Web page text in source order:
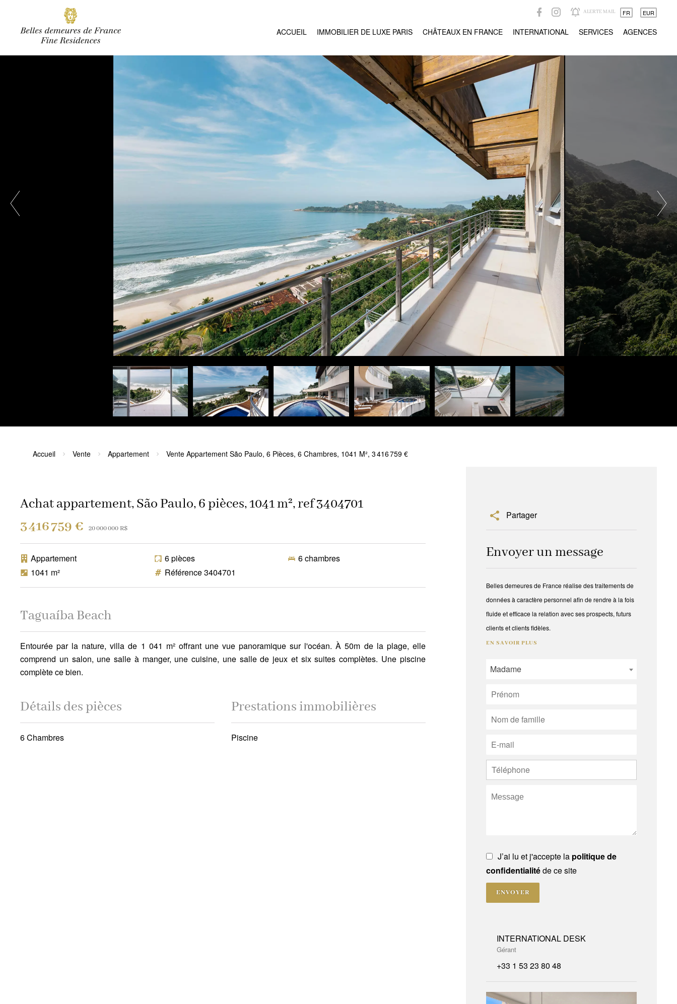
ACCUEIL IMMOBILIER DE LUXE PARIS CHÂTEAUX EN FRANCE INTERNATIONAL SERVICES AGENCES
Facebook
Instagram ALERTE MAIL
SOUSCRIRE FR EUR
Accueil Vente Appartement Vente Appartement São Paulo, 6 Pièces, 6 Chambres, 1041 M², 3 416 759 €
Achat appartement, São Paulo, 6 pièces, 1041 m², ref 3404701
3 416 759 €
20 000 000 R$
Appartement 6 pièces
6 chambres
1041 m²
Référence 3404701
Taguaíba Beach
Entourée par la nature, villa de 1 041 m² offrant une vue panoramique sur l'océan. À 50m de la plage, elle
comprend un salon, une salle à manger, une cuisine, une salle de jeux et six suites complètes. Une piscine
complète ce bien.
Détails des pièces
6 Chambres
Prestations immobilières
Piscine
Partager
Envoyer un message
Belles demeures de France réalise des traitements de
données à caractère personnel afin de rendre à la fois
fluide et efficace la relation avec ses prospects, futurs
clients et clients fidèles.
EN SAVOIR PLUS
Madame
J’ai lu et j'accepte la politique de
confidentialitéde ce site
ENVOYER
INTERNATIONAL DESK
Gérant
+33 1 53 23 80 48